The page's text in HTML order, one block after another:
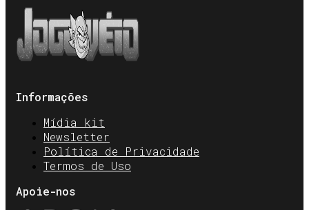
Informações
Mídia kit
Newsletter
Política de Privacidade
Termos de Uso
Apoie-nos